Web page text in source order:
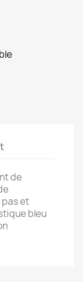
de
pas et
bleu